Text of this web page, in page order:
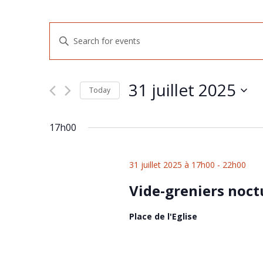
Events
Search
Views
Navigation
Enter
Keyword.
by
Keyword.
Today 31 juillet 2025
17h00
31 juillet 2025 à 17h00 - 22h00
Vide-greniers
Place de l'Eglise